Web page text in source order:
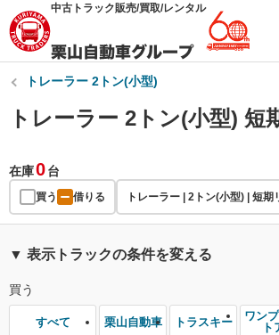
中古トラック販売/買取/レンタル
トレーラー 2トン(小型)
トレーラー 2トン(小型) 短
在庫0台
買う 借りる トレーラー | 2トン(小型) | 短期
▼ 表示トラックの条件を変える
買う
すべて 栗山自動車 トラスキー
ワン
ト